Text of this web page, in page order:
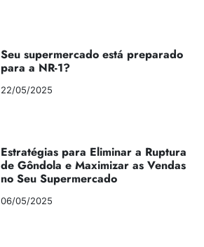
Seu supermercado está preparado
para a NR-1?
22/05/2025
Estratégias para Eliminar a Ruptura
de Gôndola e Maximizar as Vendas
no Seu Supermercado
06/05/2025